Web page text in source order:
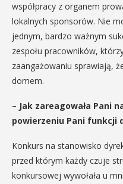
współpracy z organem
lokalnych sponsorów. Nie
jednym, bardzo ważnym
zespołu pracowników,
zaangażowaniu sprawiają,
domem.
– Jak zareagowała Pani
powierzeniu Pani funkcji
Konkurs na stanowisko
przed którym każdy czuje
konkursowej wywołała u